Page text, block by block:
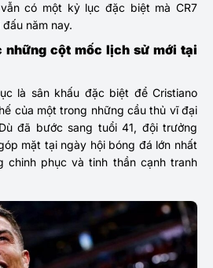
có một kỷ lục đặc biệt mà CR7
năm nay.
những cột mốc lịch sử mới tại
là sân khấu đặc biệt để Cristiano
của một trong những cầu thủ vĩ đại
đã bước sang tuổi 41, đội trưởng
mặt tại ngày hội bóng đá lớn nhất
chinh phục và tinh thần cạnh tranh